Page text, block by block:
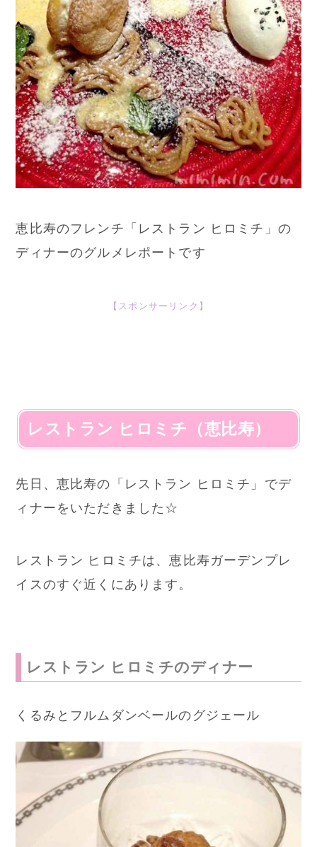
恵比寿のフレンチ「レストラン ヒロミチ」の
ディナーのグルメレポートです
【スポンサーリンク】
レストラン ヒロミチ（恵比寿）
先日、恵比寿の「レストラン ヒロミチ」でデ
ィナーをいただきました☆
レストラン ヒロミチは、恵比寿ガーデンプレ
イスのすぐ近くにあります。
レストラン ヒロミチのディナー
くるみとフルムダンベールのグジェール